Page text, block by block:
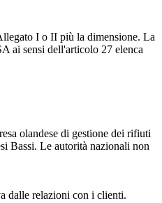
I o II più la dimensione. La
ai sensi dell'articolo 27 elenca
olandese di gestione dei rifiuti
Bassi. Le autorità nazionali non
dalle relazioni con i clienti.